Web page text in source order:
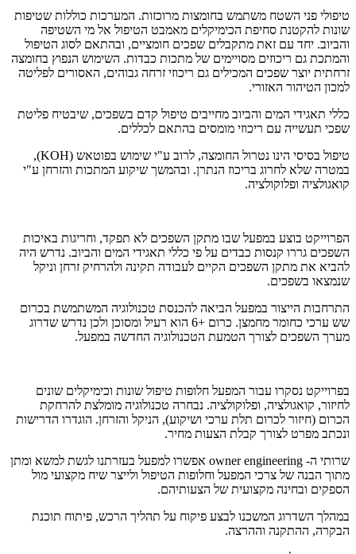
טיפולי פני השטח משתמש בחומצות מרוכזות. המערכות כוללות שטיפות
שונות להקטנת סחיפת הכימיקלים מאמבט הטיפול אל מי השטיפה
והביוב. יחד עם זאת מתקבלים שפכים חומציים, ובהתאם לסוג הטיפול
והמתכת גם ריכוזים מסויימים של מתכות כבדות. השימוש הנפוץ בחומצה
זרחתית יוצר שפכים המכילים גם ריכוזי זרחה גבוהים, האסורים לפליטה
למכון הטיהור האזורי.
כללי תאגידי המים והביוב מחייבים טיפול קדם בשפכים, שיבטיח פליטת
שפכי תעשייה עם ריכוזי מומסים בהתאם לכללים.
טיפול בסיסי הינו נטרול החומצה, לרוב ע"י שימוש בפוטאש (KOH),
במטרה שלא לחרוג בריכוז הנתרן. ובהמשך שיקוע המתכות והזרחן ע"י
קואגולציה ופלוקולציה.
הפרוייקט בוצע במפעל שבו מתקן השפכים לא תפקד, וחריגות באיכות
השפכים גררו קנסות כבדים על פי כללי תאגידי המים והביוב. נדרש היה
להביא את מתקן השפכים הקיים לעבודה תקינה ולהרחיק זרחן וניקל
שנמצאו בשפכים.
התרחבות הייצור במפעל הביאה להכנסת טכנולוגיה המשתמשת בכרום
שש ערכי כחומר מחמצן. כרום +6 הוא רעיל ומסוכן ולכן נדרש שדרוג
מערך השפכים לצורך הטמעת הטכנולוגיה החדשה במפעל.
בפרוייקט נסקרו עבור המפעל חלופות טיפול שונות וכימיקלים שונים
לחיזור, קואגולציה, ופלוקולציה. נבחרה טכנולוגיה מומלצת להרחקת
הכרום (חיזור לכרום תלת ערכי ושיקוע), הניקל והזרחן. הוגדרו הדרישות
ונכתב מפרט לצורך קבלת הצעות מחיר.
שרותי ה- owner engineering אפשרו למפעל בעזרתנו לגשת למשא ומתן
מתוך הבנה של צרכי המפעל וחלופות הטיפול ולייצר שיח מקצועי מול
הספקים ובחינה מקצועית של הצעותיהם.
במהלך השדרוג המשכנו לבצע פיקוח על תהליך הרכש, פיתוח תוכנת
הבקרה, ההתקנה וההרצה.